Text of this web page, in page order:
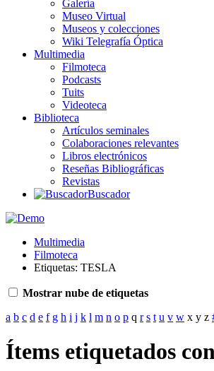
Galería
Museo Virtual
Museos y colecciones
Wiki Telegrafía Óptica
Multimedia
Filmoteca
Podcasts
Tuits
Videoteca
Biblioteca
Artículos seminales
Colaboraciones relevantes
Libros electrónicos
Reseñas Bibliográficas
Revistas
Buscador
Multimedia
Filmoteca
Etiquetas: TESLA
Mostrar nube de etiquetas
a b c d e f g h i j k l m n o p q r s t u v w x y z
Ítems etiquetados